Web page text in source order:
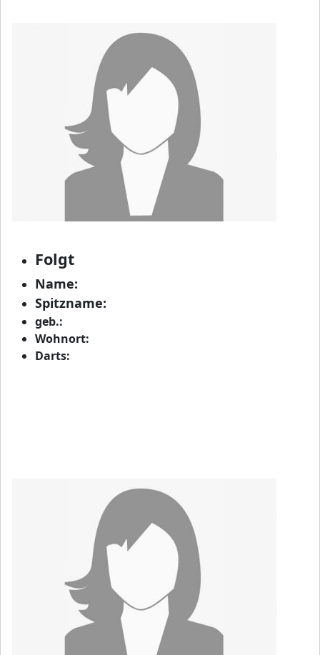
Folgt
Name:
Spitzname:
geb.:
Wohnort:
Darts: